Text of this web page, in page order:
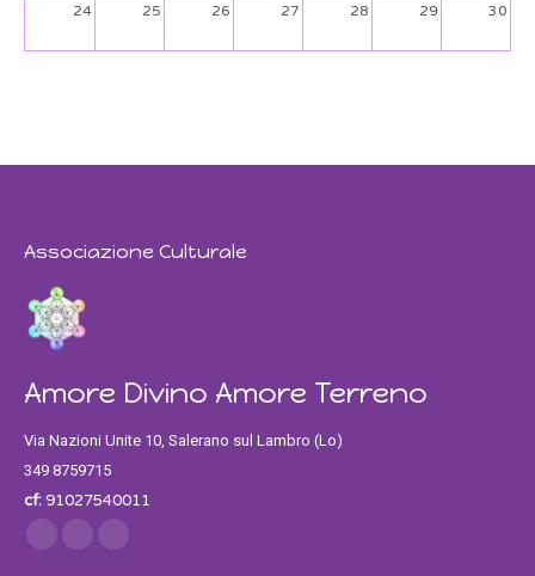
24 25 26 27 28 29 30
Associazione Culturale
Amore Divino Amore Terreno
Via Nazioni Unite 10, Salerano sul Lambro (Lo)
349 8759715
cf:91027540011
Find us on:
Facebook
TwitterInstagram